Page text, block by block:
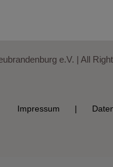
e.V. | All
Impressum